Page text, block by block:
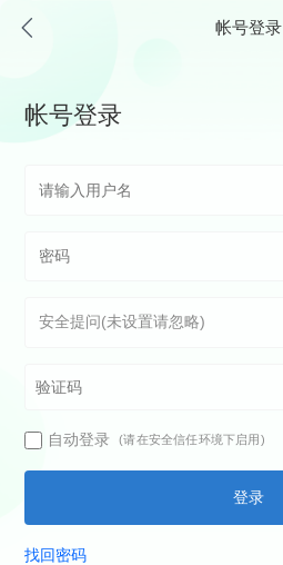
帐号登录
帐号登录
自动登录 (请在安全信任环境下启用)
登录
找回密码